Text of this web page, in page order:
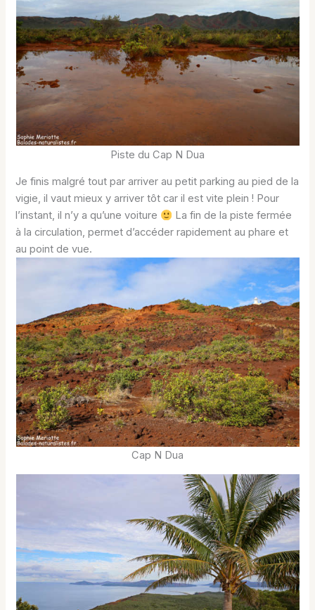
Piste du Cap N Dua
Je finis malgré tout par arriver au petit parking au pied de la
vigie, il vaut mieux y arriver tôt car il est vite plein ! Pour
l’instant, il n’y a qu’une voiture
La fin de la piste fermée
à la circulation, permet d’accéder rapidement au phare et
au point de vue.
Cap N Dua